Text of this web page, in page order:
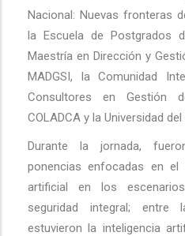
Nacional: Nuevas fronteras
la Escuela de Postgrados
Maestría en Dirección y
MADGSI, la Comunidad
Consultores en Gestión
COLADCA y la Universidad
Durante la jornada,
ponencias enfocadas en
artificial en los
seguridad integral; entre
estuvieron la inteligencia